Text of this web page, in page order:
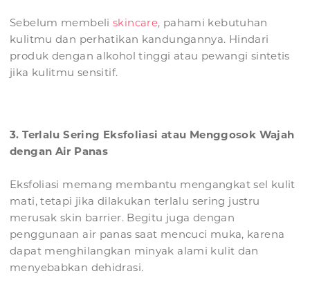
Sebelum membeli skincare, pahami kebutuhan
kulitmu dan perhatikan kandungannya. Hindari
produk dengan alkohol tinggi atau pewangi sintetis
jika kulitmu sensitif.
3. Terlalu Sering Eksfoliasi atau Menggosok Wajah
dengan Air Panas
Eksfoliasi memang membantu mengangkat sel kulit
mati, tetapi jika dilakukan terlalu sering justru
merusak skin barrier. Begitu juga dengan
penggunaan air panas saat mencuci muka, karena
dapat menghilangkan minyak alami kulit dan
menyebabkan dehidrasi.